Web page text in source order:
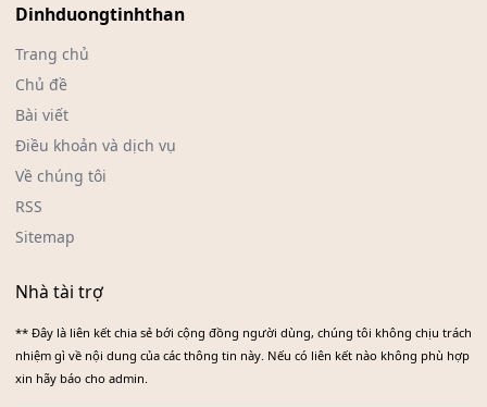
Dinhduongtinhthan
Trang chủ
Chủ đề
Bài viết
Điều khoản và dịch vụ
Về chúng tôi
RSS
Sitemap
Nhà tài trợ
** Đây là liên kết chia sẻ bới cộng đồng người dùng, chúng tôi không chịu trách
nhiệm gì về nội dung của các thông tin này. Nếu có liên kết nào không phù hợp
xin hãy báo cho admin.